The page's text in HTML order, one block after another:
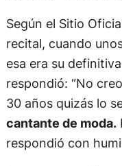
Según el Sitio
recital, cuando
esa era su
respondió: “No
30 años quizás lo
cantante de moda.
respondió con